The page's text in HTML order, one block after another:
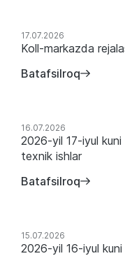
17.07.2026
Koll-markazda
Batafsilroq
16.07.2026
2026-yil 17-iyul
texnik ishlar
Batafsilroq
15.07.2026
2026-yil 16-iyul